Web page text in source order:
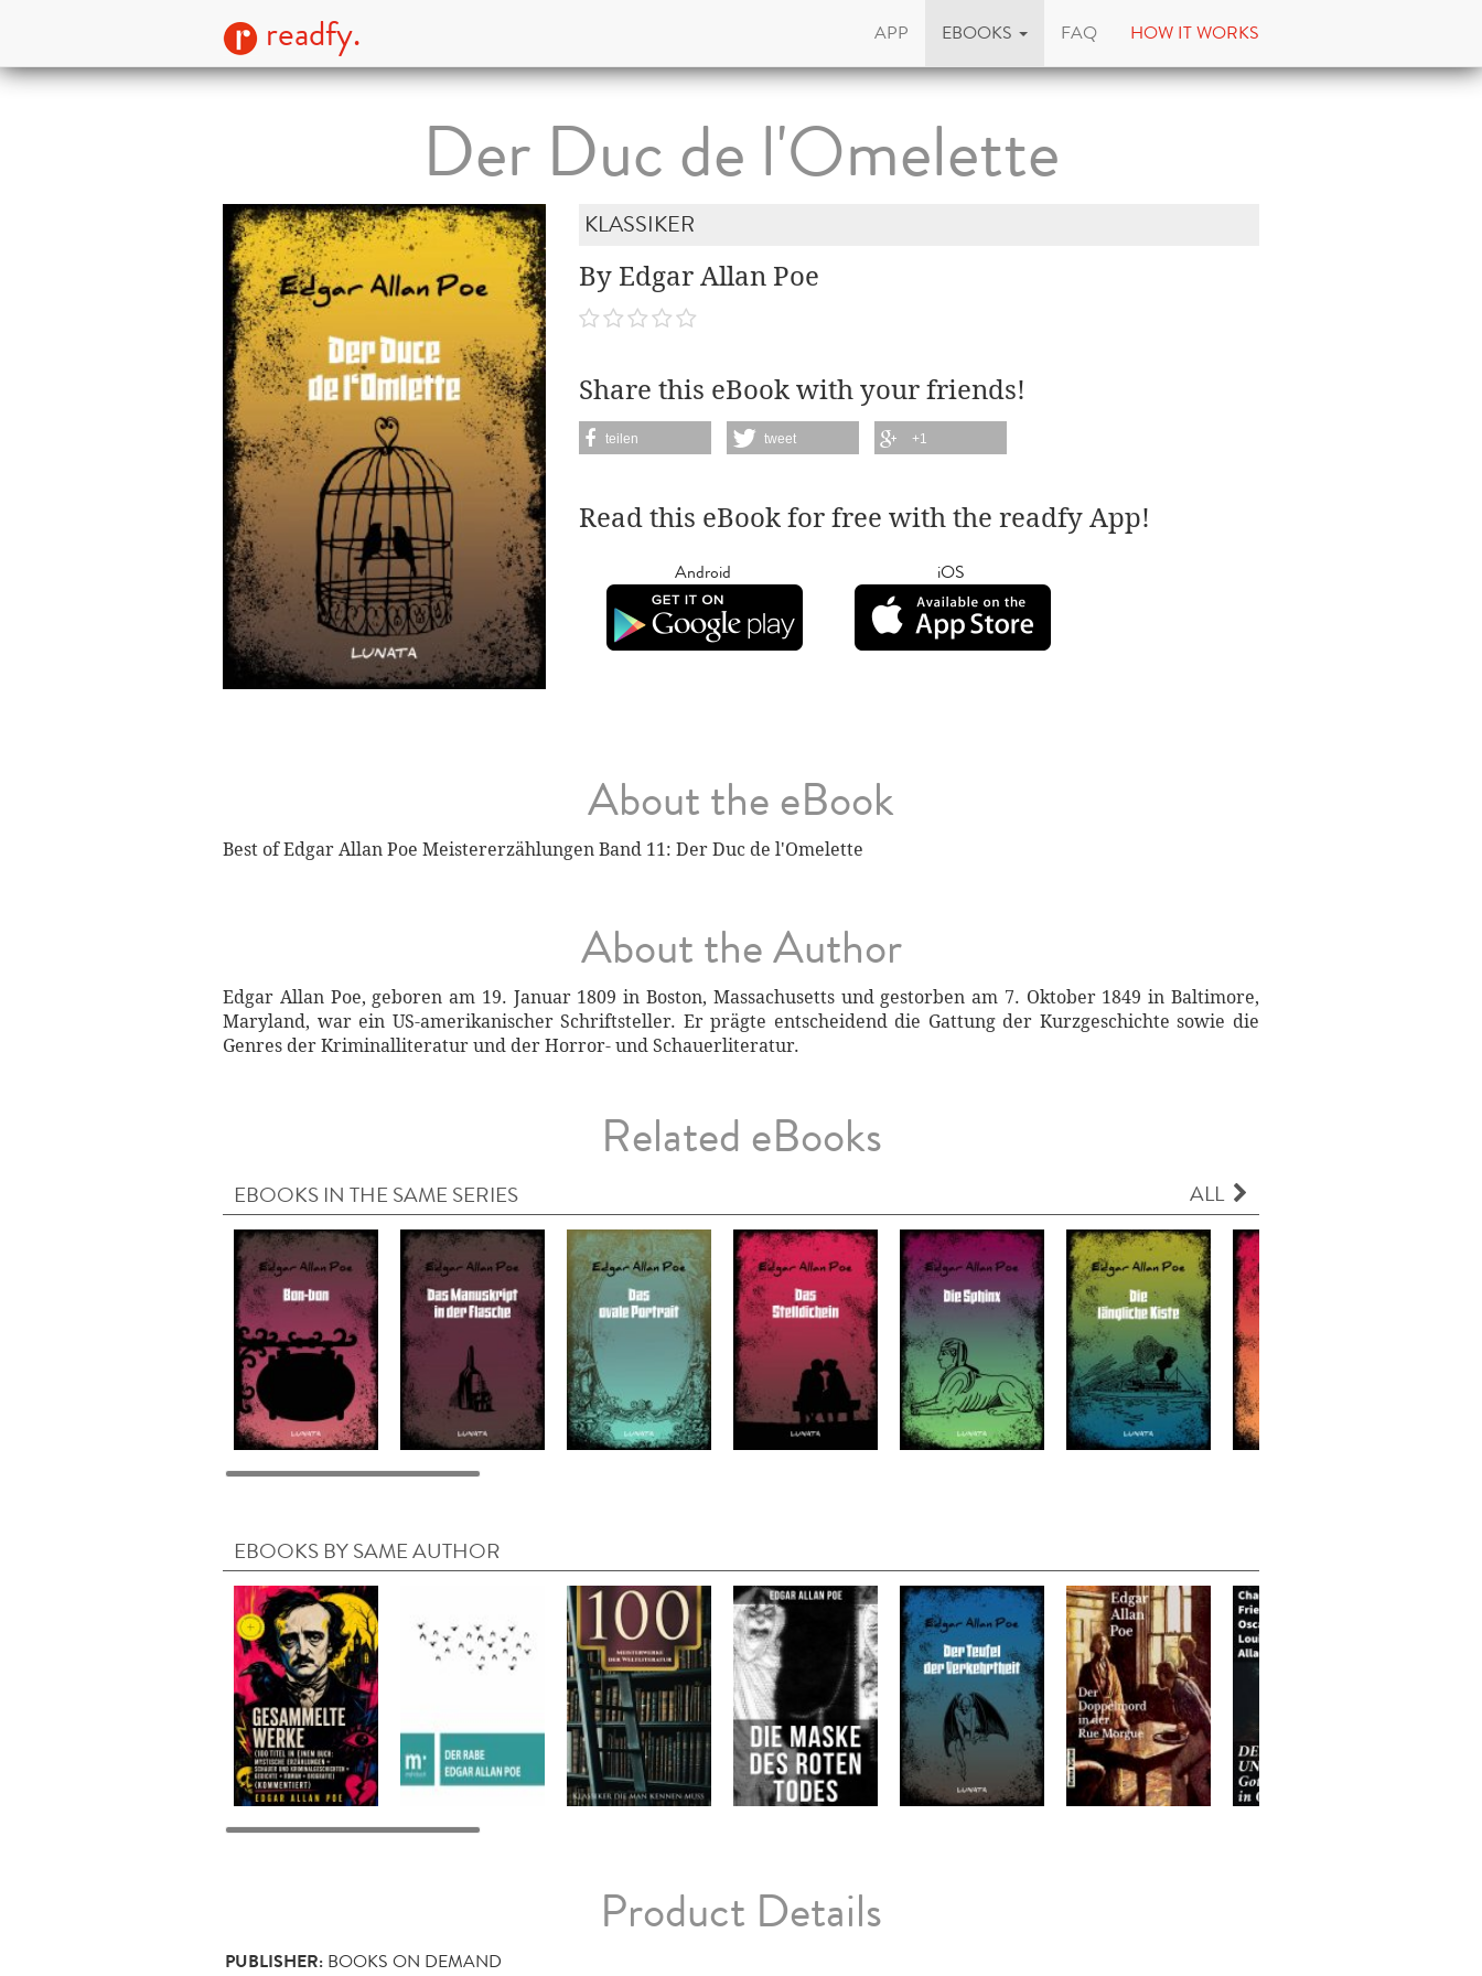
readfy. APP EBOOKS FAQ HOW IT WORKS
Der Duc de l'Omelette
KLASSIKER
By Edgar Allan Poe
Share this eBook with your friends!
teilen tweet +1
Read this eBook for free with the readfy App!
Android iOS
About the eBook
Best of Edgar Allan Poe Meistererzählungen Band 11: Der Duc de l'Omelette
About the Author
Edgar Allan Poe, geboren am 19. Januar 1809 in Boston, Massachusetts und gestorben am 7. Oktober 1849 in Baltimore,
Maryland, war ein US-amerikanischer Schriftsteller. Er prägte entscheidend die Gattung der Kurzgeschichte sowie die
Genres der Kriminalliteratur und der Horror- und Schauerliteratur.
Related eBooks
EBOOKS IN THE SAME SERIES ALL
EBOOKS BY SAME AUTHOR
Product Details
PUBLISHER: BOOKS ON DEMAND